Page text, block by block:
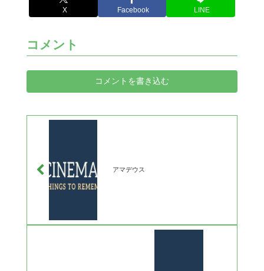
X Facebook LINE
コメント
コメントを書き込む
アマデウス